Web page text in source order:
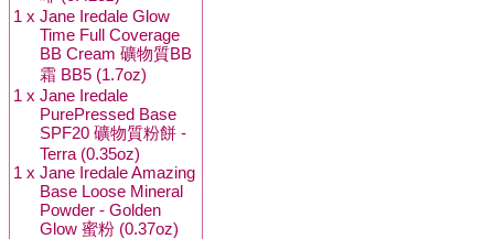
1 x Jane Iredale Glow
Time Full Coverage
BB Cream 礦物質BB
霜 BB5 (1.7oz)
1 x Jane Iredale
PurePressed Base
SPF20 礦物質粉餅 -
Terra (0.35oz)
1 x Jane Iredale Amazing
Base Loose Mineral
Powder - Golden
Glow 蜜粉 (0.37oz)